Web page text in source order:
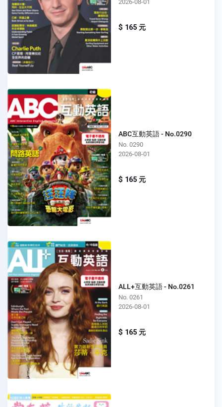
2026-08-01
$ 165 元
ABC互動英語 - No.0290
No. 0290
2026-08-01
$ 165 元
ALL+互動英語 - No.0261
No. 0261
2026-08-01
$ 165 元